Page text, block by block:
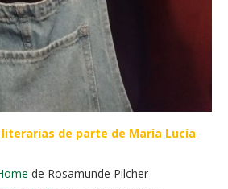
literarias de parte de María Lucía
de Rosamunde Pilcher